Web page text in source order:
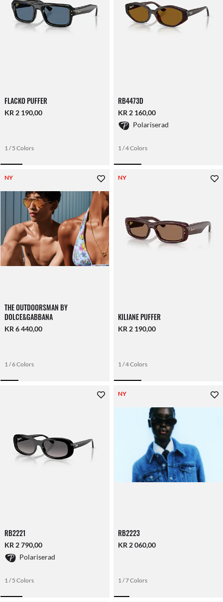
FLACKO PUFFER
KR 2 190,00
1 / 5 Colors
RB4473D
KR 2 160,00
Polariserad
1 / 4 Colors
NY
THE OUTDOORSMAN BY
DOLCE&GABBANA
KR 6 440,00
1 / 6 Colors
NY
KILIANE PUFFER
KR 2 190,00
1 / 4 Colors
RB2221
KR 2 790,00
Polariserad
1 / 5 Colors
NY
RB2223
KR 2 060,00
1 / 7 Colors